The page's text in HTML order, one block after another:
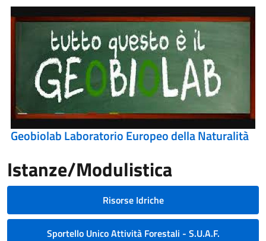
Geobiolab Laboratorio Europeo della Naturalità
Istanze/Modulistica
Risorse Idriche
Sportello Unico Attività Forestali - S.U.A.F.